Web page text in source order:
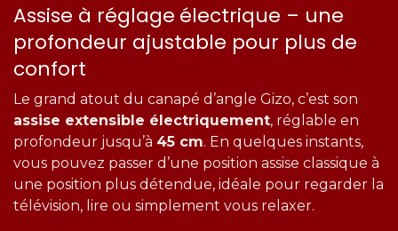
Assise à réglage électrique – une
profondeur ajustable pour plus de
confort
Le grand atout du canapé d’angle Gizo, c’est son
assise extensible électriquement, réglable en
profondeur jusqu’à 45 cm. En quelques instants,
vous pouvez passer d’une position assise classique à
une position plus détendue, idéale pour regarder la
télévision, lire ou simplement vous relaxer.